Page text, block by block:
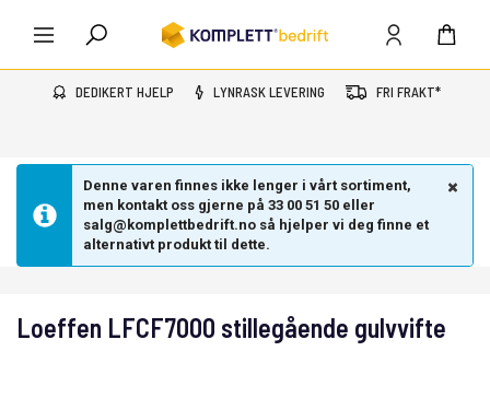
DEDIKERT HJELP LYNRASK LEVERING FRI FRAKT*
Denne varen finnes ikke lenger i vårt sortiment,
men kontakt oss gjerne på 33 00 51 50 eller
salg@komplettbedrift.no så hjelper vi deg finne et
alternativt produkt til dette.
Loeffen LFCF7000 stillegående gulvvifte